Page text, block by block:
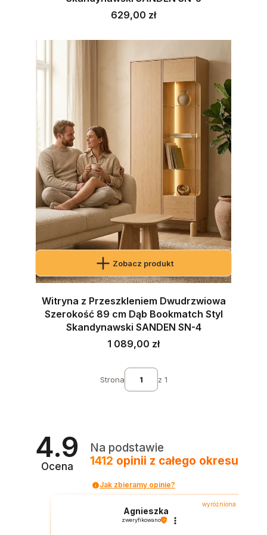
Cena
629,00 zł
Zobacz produkt
Witryna z Przeszkleniem Dwudrzwiowa
Szerokość 89 cm Dąb Bookmatch Styl
Skandynawski SANDEN SN-4
Cena
1 089,00 zł
Strona z 1
4.9
Ocena
Na podstawie
1412 opinii z całego okresu
Jak zbieramy opinie?
wyróżniona
Agnieszka
zweryfikowano